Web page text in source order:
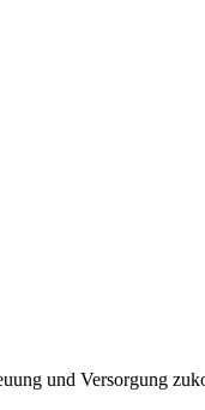
und Versorgung